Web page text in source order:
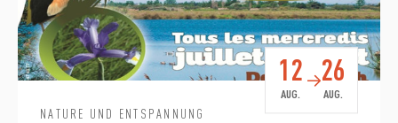
NATURE UND ENTSPANNUNG
12
AUG.
26
AUG.